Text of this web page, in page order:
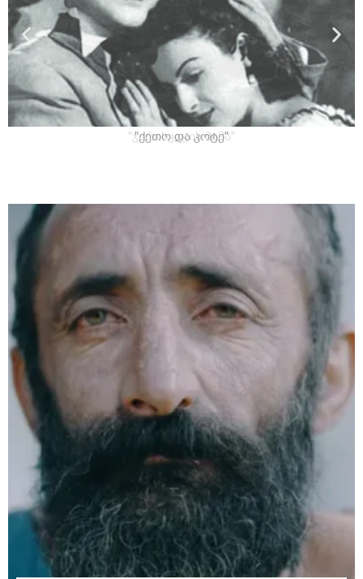
"ქეთო და კოტე"